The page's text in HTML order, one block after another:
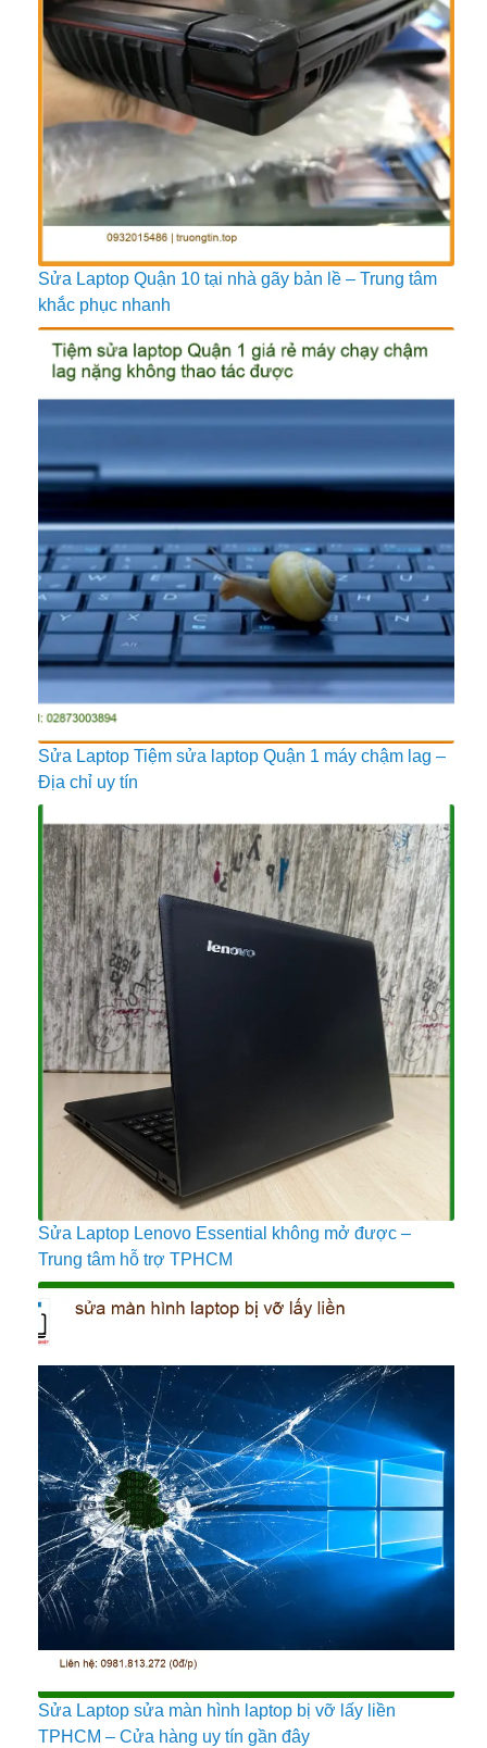
Sửa Laptop Quận 10 tại nhà gãy bản lề – Trung tâm
khắc phục nhanh
Sửa Laptop Tiệm sửa laptop Quận 1 máy chậm lag –
Địa chỉ uy tín
Sửa Laptop Lenovo Essential không mở được –
Trung tâm hỗ trợ TPHCM
Sửa Laptop sửa màn hình laptop bị vỡ lấy liền
TPHCM – Cửa hàng uy tín gần đây